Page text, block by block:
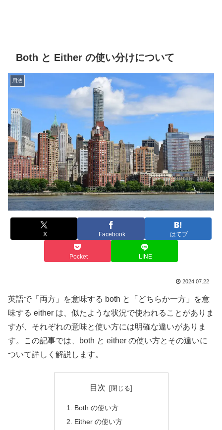
Both と Either の使い分けについて
用法
X Facebook はてブ
Pocket LINE
2024.07.22
英語で「両方」を意味する both と「どちらか一方」を意
味する either は、似たような状況で使われることがありま
すが、それぞれの意味と使い方には明確な違いがありま
す。この記事では、both と either の使い方とその違いに
ついて詳しく解説します。
目次
Both の使い方
Either の使い方